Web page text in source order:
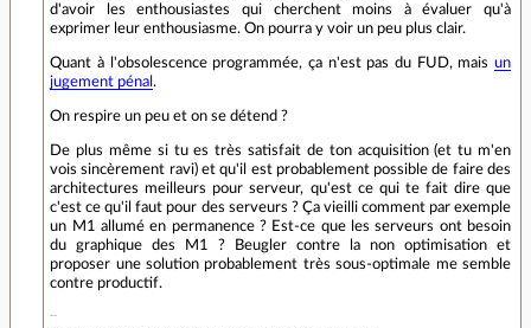
d'avoir les enthousiastes qui cherchent moins à évaluer qu'à
exprimer leur enthousiasme. On pourra y voir un peu plus clair.
Quant à l'obsolescence programmée, ça n'est pas du FUD, mais un
jugement pénal .
On respire un peu et on se détend ?
De plus même si tu es très satisfait de ton acquisition (et tu m'en
vois sincèrement ravi) et qu'il est probablement possible de faire des
architectures meilleurs pour serveur, qu'est ce qui te fait dire que
c'est ce qu'il faut pour des serveurs ? Ça vieilli comment par exemple
un M1 allumé en permanence ? Est-ce que les serveurs ont besoin
du graphique des M1 ? Beugler contre la non optimisation et
proposer une solution probablement très sous-optimale me semble
contre productif.